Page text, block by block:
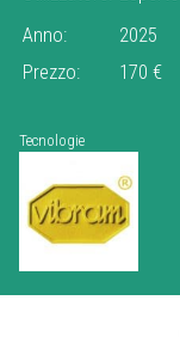
Anno:
2025
Prezzo:
170 €
Tecnologie